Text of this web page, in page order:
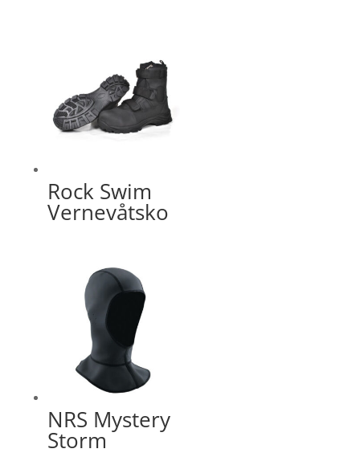
Rock Swim
Vernevåtsko
NRS Mystery
Storm